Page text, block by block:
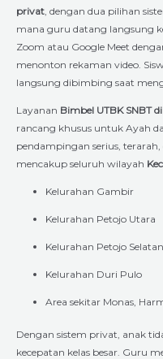
privat , dengan dua pilihan
mana guru datang langsung
Zoom atau Google Meet
menonton rekaman video.
langsung dibimbing saat
Layanan Bimbel UTBK SNBT
rancang khusus untuk Ayah
pendampingan serius,
mencakup seluruh wilayah
Kelurahan Gambir
Kelurahan Petojo Utara
Kelurahan Petojo Selatan
Kelurahan Duri Pulo
Area sekitar Monas,
Dengan sistem privat, anak
kecepatan kelas besar. Guru